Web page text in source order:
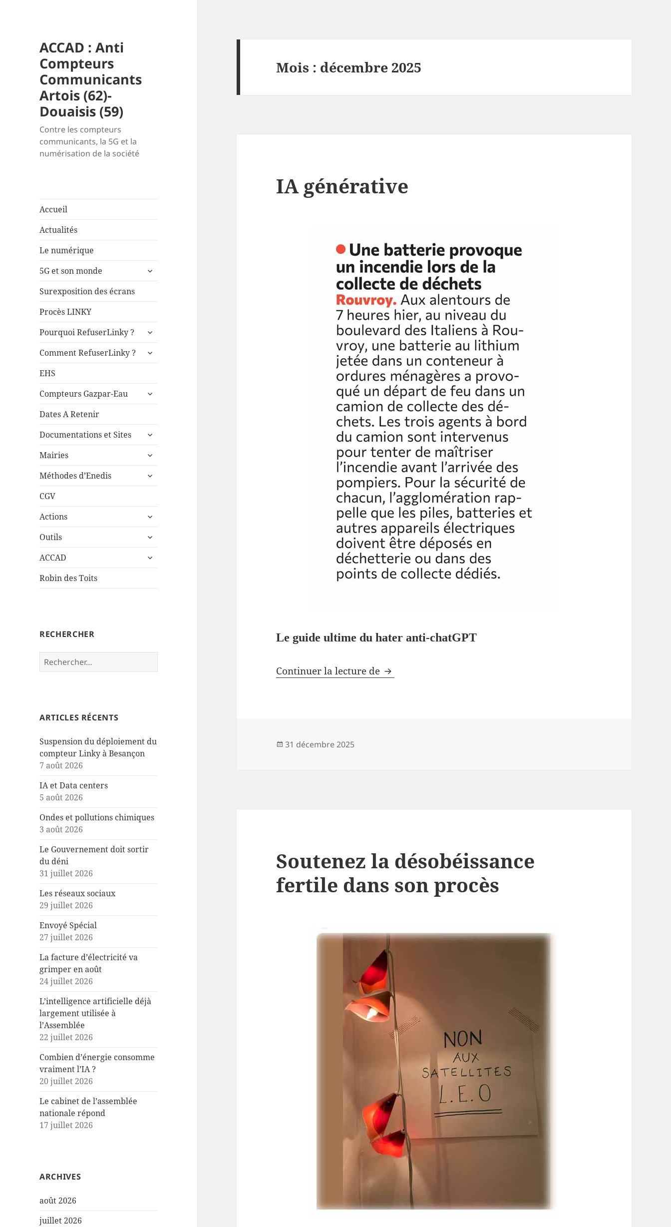
ACCAD : Anti
Compteurs
Communicants
Artois (62)-
Douaisis (59)
Contre les compteurs
communicants, la 5G et la
numérisation de la société
Accueil
Actualités
Le numérique
5G et son monde
ouvrir
Surexposition des écrans
Procès LINKY
Pourquoi RefuserLinky ?
ouvrir
sous-
Comment RefuserLinky ?
ouvrir
EHS
Compteurs Gazpar-Eau
ouvrir
Dates A Retenir
Documentations et Sites
ouvrir
sous-
Mairies
ouvrir
sous-
Méthodes d’Enedis
ouvrir
CGV
Actions
ouvrir
sous-
Outils
ouvrir
sous-
ACCAD
ouvrir
Robin des Toits
RECHERCHER
Rechercher :
ARTICLES RÉCENTS
Suspension du déploiement du
compteur Linky à Besançon
7 août 2026
IA et Data centers
5 août 2026
Ondes et pollutions chimiques
3 août 2026
Le Gouvernement doit sortir
du déni
31 juillet 2026
Les réseaux sociaux
29 juillet 2026
Envoyé Spécial
27 juillet 2026
La facture d’électricité va
grimper en août
24 juillet 2026
L’intelligence artificielle déjà
largement utilisée à
l’Assemblée
22 juillet 2026
Combien d’énergie consomme
vraiment l’IA ?
20 juillet 2026
Le cabinet de l’assemblée
nationale répond
17 juillet 2026
ARCHIVES
août 2026
juillet 2026
Mois : décembre 2025
IA générative
Le guide ultime du hater anti-chatGPT
Continuer la lecture de IA générative
Publié
31 décembre 2025
Soutenez la désobéissance
fertile dans son procès